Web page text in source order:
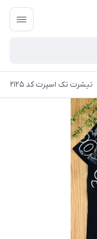
تیشرت تک اسپرت کد ۲۱۲۵